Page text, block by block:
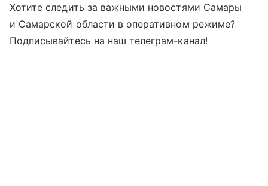
Хотите следить за важными новостями Самары
и Самарской области в оперативном режиме?
Подписывайтесь на наш телеграм-канал!